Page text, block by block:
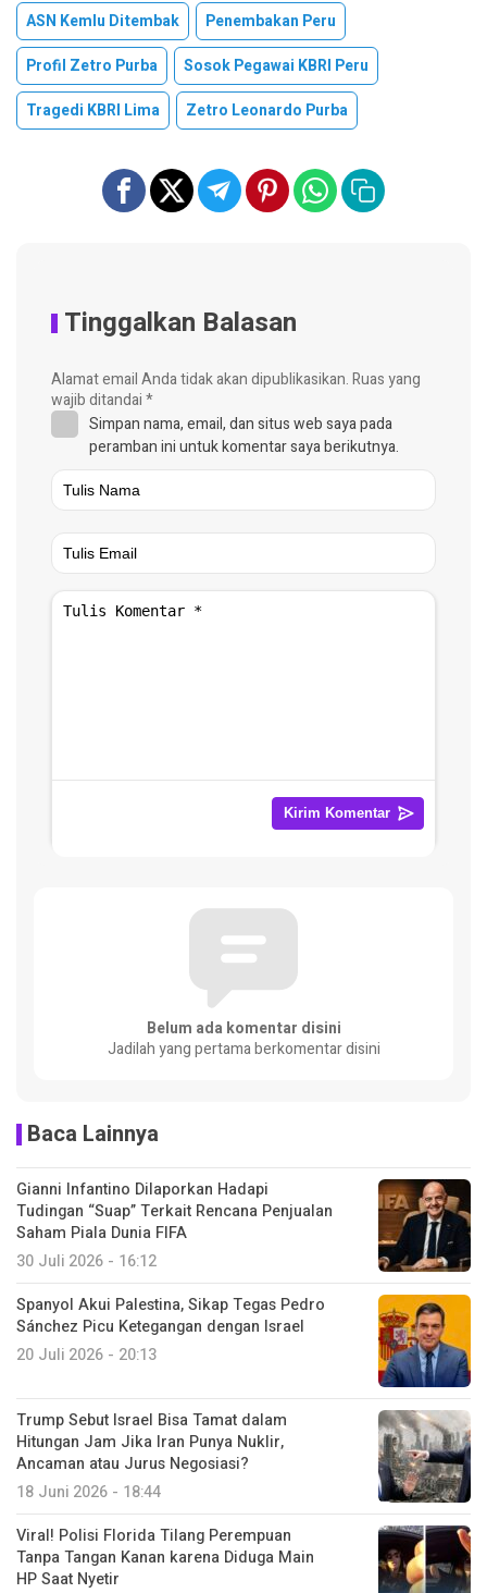
ASN Kemlu Ditembak
Penembakan Peru
Profil Zetro Purba
Sosok Pegawai KBRI Peru
Tragedi KBRI Lima
Zetro Leonardo Purba
Tinggalkan Balasan
Alamat email Anda tidak akan dipublikasikan.Ruas yang
wajib ditandai*
Simpan nama, email, dan situs web saya pada
peramban ini untuk komentar saya berikutnya.
Belum ada komentar disini
Jadilah yang pertama berkomentar disini
Baca Lainnya
Gianni Infantino Dilaporkan Hadapi
Tudingan “Suap” Terkait Rencana Penjualan
Saham Piala Dunia FIFA
30 Juli 2026 - 16:12
Spanyol Akui Palestina, Sikap Tegas Pedro
Sánchez Picu Ketegangan dengan Israel
20 Juli 2026 - 20:13
Trump Sebut Israel Bisa Tamat dalam
Hitungan Jam Jika Iran Punya Nuklir,
Ancaman atau Jurus Negosiasi?
18 Juni 2026 - 18:44
Viral! Polisi Florida Tilang Perempuan
Tanpa Tangan Kanan karena Diduga Main
HP Saat Nyetir